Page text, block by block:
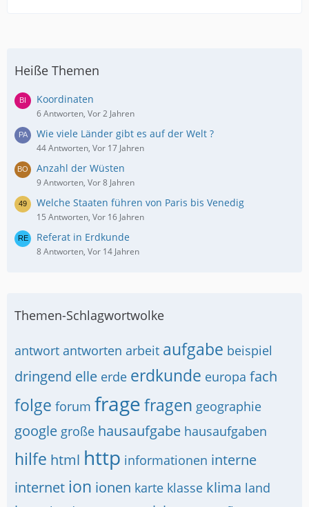
Heiße Themen
Koordinaten
6 Antworten, Vor 2 Jahren
Wie viele Länder gibt es auf der Welt ?
44 Antworten, Vor 17 Jahren
Anzahl der Wüsten
9 Antworten, Vor 8 Jahren
Welche Staaten führen von Paris bis Venedig
15 Antworten, Vor 16 Jahren
Referat in Erdkunde
8 Antworten, Vor 14 Jahren
Themen-Schlagwortwolke
antwort antworten arbeit aufgabe beispiel
dringend elle erde erdkunde europa fach
folge forum fragefragen geographie
google große hausaufgabe hausaufgaben
hilfe html http informationen interne
internet ion ionen karte klasse klima land